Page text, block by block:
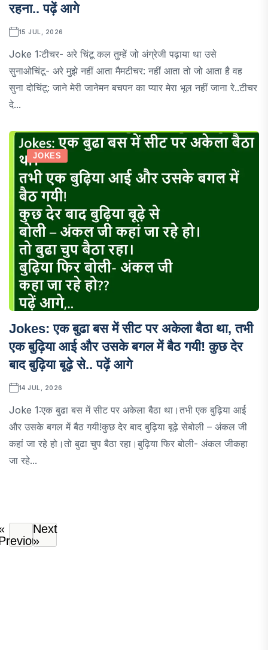
रहना.. पढ़ें आगे
15 JUL, 2026
Joke 1:टीचर- अरे चिंटू कल तुम्हें जो अंग्रेजी पढ़ाया था उसे
सुनाओचिंटू- अरे मुझे नहीं आता मैमटीचर: नहीं आता तो जो आता है वह
सुना दोचिंटू: जाने मेरी जानेमन बचपन का प्यार मेरा भूल नहीं जाना रे..टीचर
दे...
JOKES
Jokes: एक बुढा बस में सीट पर अकेला बैठा था, तभी
एक बुढ़िया आई और उसके बगल में बैठ गयी! कुछ देर
बाद बुढ़िया बूढ़े से.. पढ़ें आगे
14 JUL, 2026
Joke 1:एक बुढा बस में सीट पर अकेला बैठा था।तभी एक बुढ़िया आई
और उसके बगल में बैठ गयी!कुछ देर बाद बुढ़िया बूढ़े सेबोली – अंकल जी
कहां जा रहे हो।तो बुढा चुप बैठा रहा।बुढ़िया फिर बोली- अंकल जीकहा
जा रहे...
Next
»